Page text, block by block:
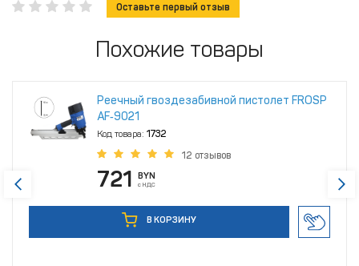
Оставьте первый отзыв
Похожие товары
Реечный гвоздезабивной пистолет FROSP
AF‑9021
Код товара: 1732
12 отзывов
721 BYN
с НДС
В КОРЗИНУ